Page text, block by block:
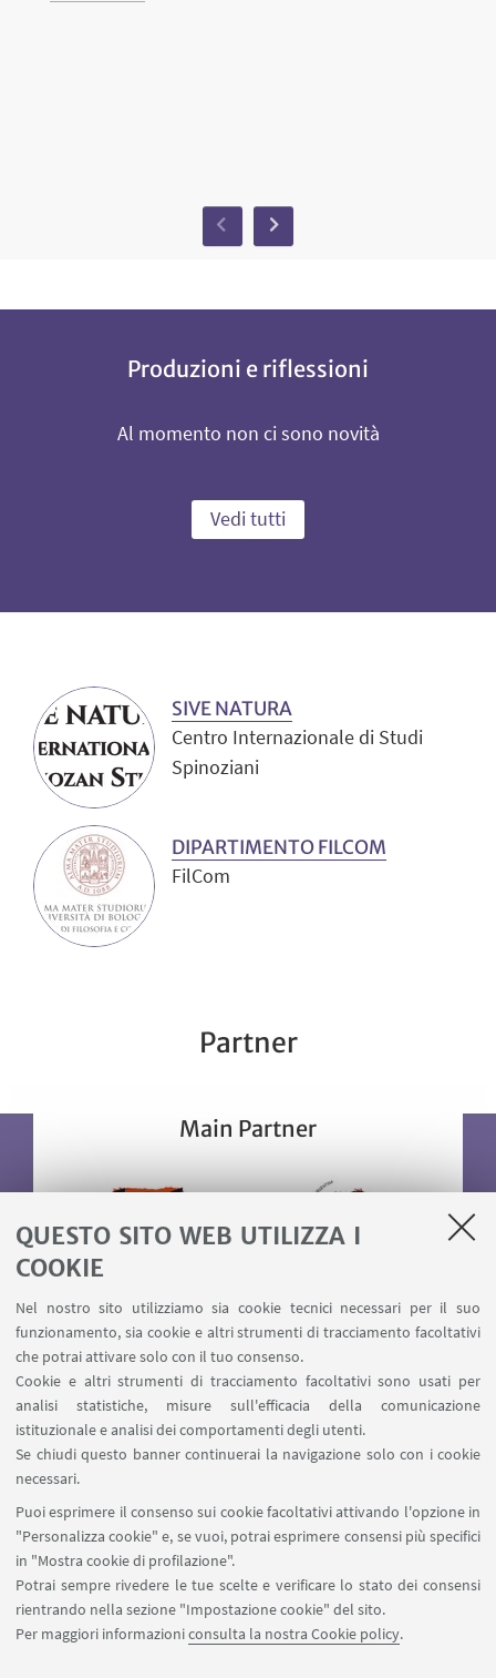
QUESTO SITO WEB UTILIZZA I
COOKIE
Nel nostro sito utilizziamo sia cookie tecnici necessari per il suo
funzionamento, sia cookie e altri strumenti di tracciamento facoltativi
che potrai attivare solo con il tuo consenso.
Cookie e altri strumenti di tracciamento facoltativi sono usati per
analisi statistiche, misure sull'efficacia della comunicazione
istituzionale e analisi dei comportamenti degli utenti.
Se chiudi questo banner continuerai la navigazione solo con i cookie
necessari.
Puoi esprimere il consenso sui cookie facoltativi attivando l'opzione in
"Personalizza cookie" e, se vuoi, potrai esprimere consensi più specifici
in "Mostra cookie di profilazione".
Potrai sempre rivedere le tue scelte e verificare lo stato dei consensi
rientrando nella sezione "Impostazione cookie" del sito.
Per maggiori informazioniconsulta la nostra Cookie policy.
Produzioni e riflessioni
Al momento non ci sono novità
Vedi tutti
SIVE NATURA
Centro Internazionale di Studi
Spinoziani
DIPARTIMENTO FILCOM
FilCom
Partner
Main Partner